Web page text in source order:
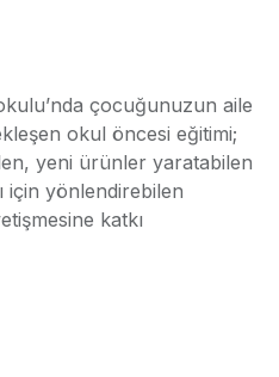
çocuğunuzun aile
okul öncesi eğitimi;
yeni ürünler yaratabilen
için yönlendirebilen
katkı